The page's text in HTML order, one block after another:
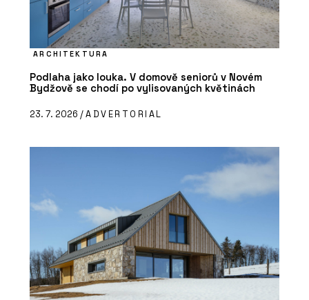
ARCHITEKTURA
Podlaha jako louka. V domově seniorů v Novém
Bydžově se chodí po vylisovaných květinách
23. 7. 2026 /ADVERTORIAL